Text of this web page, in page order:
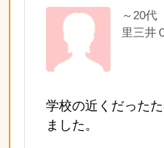
～20
里三井
学校の近くだった
ました。